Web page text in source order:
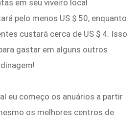
em seu viveiro local
pelo menos US $ 50, enquanto
custará cerca de US $ 4. Isso
gastar em alguns outros
eu começo os anuários a partir
os melhores centros de